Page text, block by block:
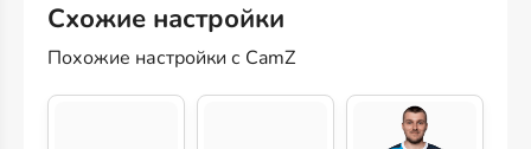
Схожие настройки
Похожие настройки с CamZ